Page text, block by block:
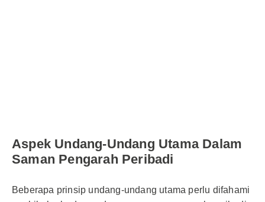
Aspek Undang-Undang Utama Dalam
Saman Pengarah Peribadi
Beberapa prinsip undang-undang utama perlu difahami